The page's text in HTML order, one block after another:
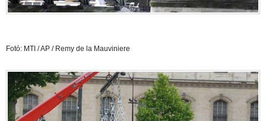
Fotó: MTI / AP / Remy de la Mauviniere